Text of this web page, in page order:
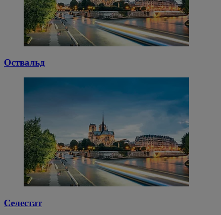
Оствальд
Селестат